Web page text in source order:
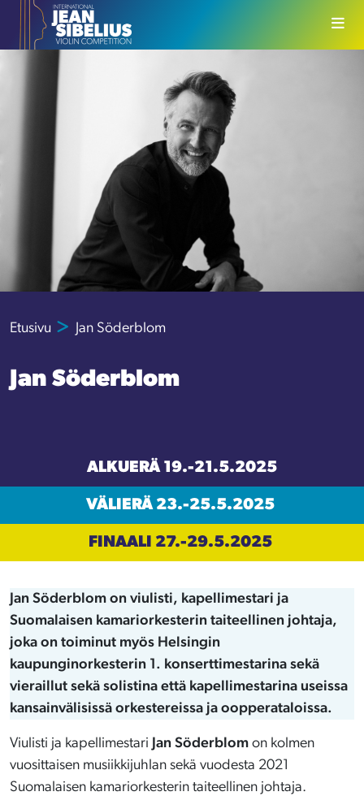
Siirry sisältöön
Etusivu Jan Söderblom
Jan Söderblom
ALKUERÄ 19.-21.5.2025
VÄLIERÄ 23.-25.5.2025
FINAALI 27.-29.5.2025
Jan Söderblom on viulisti, kapellimestari ja
Suomalaisen kamariorkesterin taiteellinen johtaja,
joka on toiminut myös Helsingin
kaupunginorkesterin 1. konserttimestarina sekä
vieraillut sekä solistina että kapellimestarina useissa
kansainvälisissä orkestereissa ja oopperataloissa.
Viulisti ja kapellimestari Jan Söderblom on kolmen
vuosittaisen musiikkijuhlan sekä vuodesta 2021
Suomalaisen kamariorkesterin taiteellinen johtaja.